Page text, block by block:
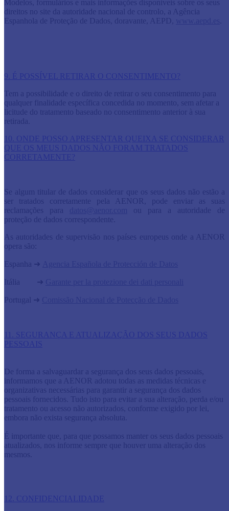
Modelos, formulários e mais informações disponíveis sobre os seus
direitos no site da autoridade nacional de controlo, a Agência
Espanhola de Proteção de Dados, doravante, AEPD,
9. É POSSÍVEL RETIRAR O CONSENTIMENTO?
Tem a possibilidade e o direito de retirar o seu consentimento para
qualquer finalidade específica concedida no momento, sem afetar a
licitude do tratamento baseado no consentimento anterior à sua
retirada.
10. ONDE POSSO APRESENTAR QUEIXA SE CONSIDERAR
QUE OS MEUS DADOS NÃO FORAM TRATADOS
CORRETAMENTE?
Se algum titular de dados considerar que os seus dados não estão a
ser tratados corretamente pela AENOR, pode enviar as suas
reclamações para
ou para a autoridade de
proteção de dados correspondente.
As autoridades de supervisão nos países europeus onde a AENOR
opera são:
Espanha ➜
Itália ➜
Portugal ➜
11. SEGURANÇA E ATUALIZAÇÃO DOS SEUS DADOS
PESSOAIS
De forma a salvaguardar a segurança dos seus dados pessoais,
informamos que a AENOR adotou todas as medidas técnicas e
organizativas necessárias para garantir a segurança dos dados
pessoais fornecidos. Tudo isto para evitar a sua alteração, perda e/ou
tratamento ou acesso não autorizados, conforme exigido por lei,
embora não exista segurança absoluta.
É importante que, para que possamos manter os seus dados pessoais
atualizados, nos informe sempre que houver uma alteração dos
mesmos.
12. CONFIDENCIALIDADE